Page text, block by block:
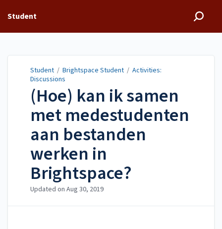
Student
Student / Brightspace Student / Activities:
Discussions
(Hoe) kan ik samen
met medestudenten
aan bestanden
werken in
Brightspace?
Updated on Aug 30, 2019